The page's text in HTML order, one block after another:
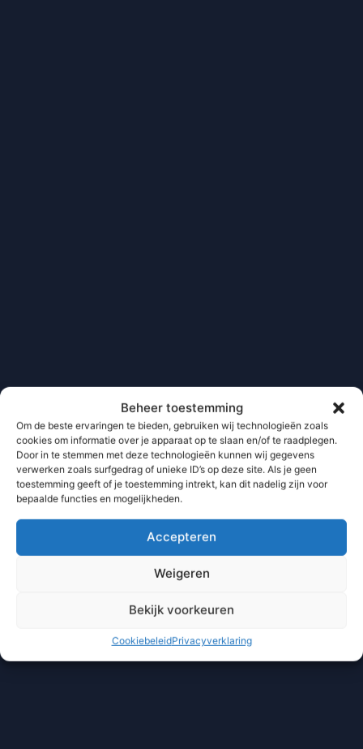
Beheer toestemming
Om de beste ervaringen te bieden, gebruiken wij technologieën zoals
cookies om informatie over je apparaat op te slaan en/of te raadplegen.
Door in te stemmen met deze technologieën kunnen wij gegevens
verwerken zoals surfgedrag of unieke ID’s op deze site. Als je geen
toestemming geeft of je toestemming intrekt, kan dit nadelig zijn voor
bepaalde functies en mogelijkheden.
Accepteren
Weigeren
Bekijk voorkeuren
CookiebeleidPrivacyverklaring